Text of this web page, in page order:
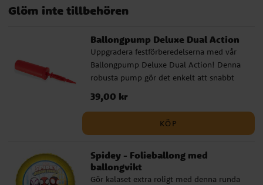
Glöm inte tillbehören
Ballongpump Deluxe Dual Action
Uppgradera festförberedelserna med vår
Ballongpump Deluxe Dual Action! Denna
robusta pump gör det enkelt att snabbt
blåsa upp många ballonger och den
kommer i olika färger som säljs
babyshower eller andra speciella tillfällen,
Pris:39,00 kr
39,00 kr
KÖP
Spidey - Folieballong med
ballongvikt
Gör kalaset extra roligt med denna runda